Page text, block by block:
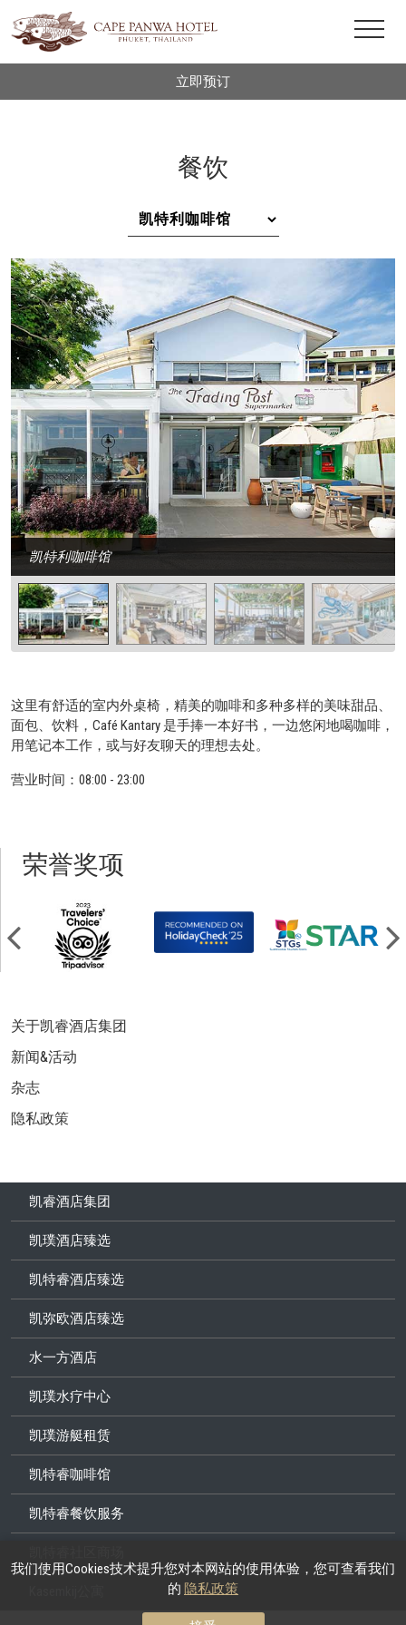
立即预订
餐饮
凯特利咖啡馆
这里有舒适的室内外桌椅，精美的咖啡和多种多样的美味甜品、
面包、饮料，Café Kantary 是手捧一本好书，一边悠闲地喝咖啡，
用笔记本工作，或与好友聊天的理想去处。
营业时间：08:00 - 23:00
荣誉奖项
关于凯睿酒店集团
新闻&活动
杂志
隐私政策
凯睿酒店集团
凯璞酒店臻选
凯特睿酒店臻选
凯弥欧酒店臻选
水一方酒店
凯璞水疗中心
凯璞游艇租赁
凯特睿咖啡馆
凯特睿餐饮服务
我们使用Cookies技术提升您对本网站的使用体验，您可查看我们
的 隐私政策